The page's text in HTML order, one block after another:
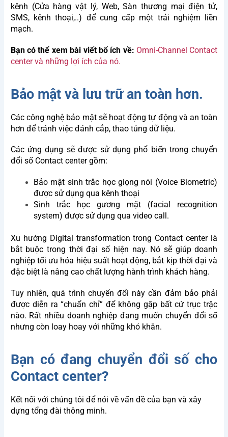
kênh (Cửa hàng vật lý, Web, Sàn thương mại điện tử,
SMS, kênh thoại,..) để cung cấp một trải nghiệm liền
mạch.
Bạn có thể xem bài viết bổ ích về: Omni-Channel Contact
center và những lợi ích của nó.
Bảo mật và lưu trữ an toàn hơn.
Các công nghệ bảo mật sẽ hoạt động tự động và an toàn
hơn để tránh việc đánh cắp, thao túng dữ liệu.
Các ứng dụng sẽ được sử dụng phổ biến trong chuyển
đổi số Contact center gồm:
Bảo mật sinh trắc học giọng nói (Voice Biometric)
được sử dụng qua kênh thoại
Sinh trắc học gương mặt (facial recognition
system) được sử dụng qua video call.
Xu hướng Digital transformation trong Contact center là
bắt buộc trong thời đại số hiện nay. Nó sẽ giúp doanh
nghiệp tối ưu hóa hiệu suất hoạt động, bắt kịp thời đại và
đặc biệt là nâng cao chất lượng hành trình khách hàng.
Tuy nhiên, quá trình chuyển đổi này cần đảm bảo phải
được diễn ra “chuẩn chỉ” để không gặp bất cứ trục trặc
nào. Rất nhiều doanh nghiệp đang muốn chuyển đổi số
nhưng còn loay hoay với những khó khăn.
Bạn có đang chuyển đổi số cho
Contact center?
Kết nối với chúng tôi để nói về vấn đề của bạn và xây
dựng tổng đài thông minh.
Name
mail
Company
Address
Description
requirements
Agree
terms
&
conditions
By submitting, you agree to BSV's terms,
conditions and privacy policy
Send
Privacy PolicyI Terms & Conditions